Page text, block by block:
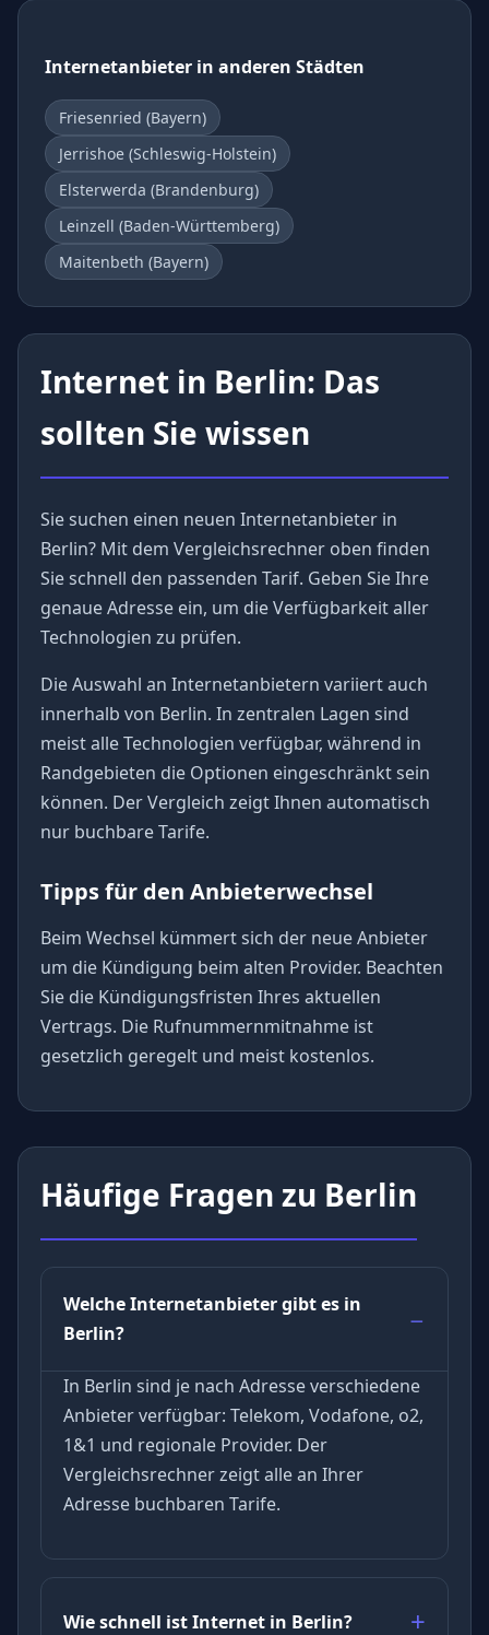
Internetanbieter in anderen Städten
Friesenried (Bayern)
Jerrishoe (Schleswig-Holstein)
Elsterwerda (Brandenburg)
Leinzell (Baden-Württemberg)
Maitenbeth (Bayern)
Internet in Berlin: Das
sollten Sie wissen
Sie suchen einen neuen Internetanbieter in
Berlin? Mit dem Vergleichsrechner oben finden
Sie schnell den passenden Tarif. Geben Sie Ihre
genaue Adresse ein, um die Verfügbarkeit aller
Technologien zu prüfen.
Die Auswahl an Internetanbietern variiert auch
innerhalb von Berlin. In zentralen Lagen sind
meist alle Technologien verfügbar, während in
Randgebieten die Optionen eingeschränkt sein
können. Der Vergleich zeigt Ihnen automatisch
nur buchbare Tarife.
Tipps für den Anbieterwechsel
Beim Wechsel kümmert sich der neue Anbieter
um die Kündigung beim alten Provider. Beachten
Sie die Kündigungsfristen Ihres aktuellen
Vertrags. Die Rufnummernmitnahme ist
gesetzlich geregelt und meist kostenlos.
Häufige Fragen zu Berlin
Welche Internetanbieter gibt es in
Berlin?
In Berlin sind je nach Adresse verschiedene
Anbieter verfügbar: Telekom, Vodafone, o2,
1&1 und regionale Provider. Der
Vergleichsrechner zeigt alle an Ihrer
Adresse buchbaren Tarife.
Wie schnell ist Internet in Berlin?